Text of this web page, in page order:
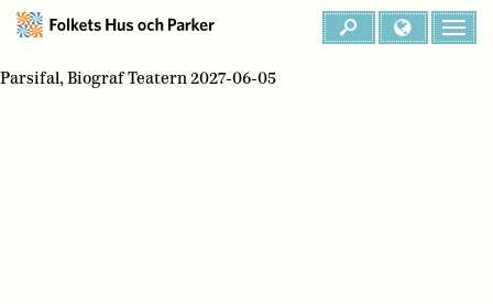
Parsifal, Biograf Teatern 2027-06-05